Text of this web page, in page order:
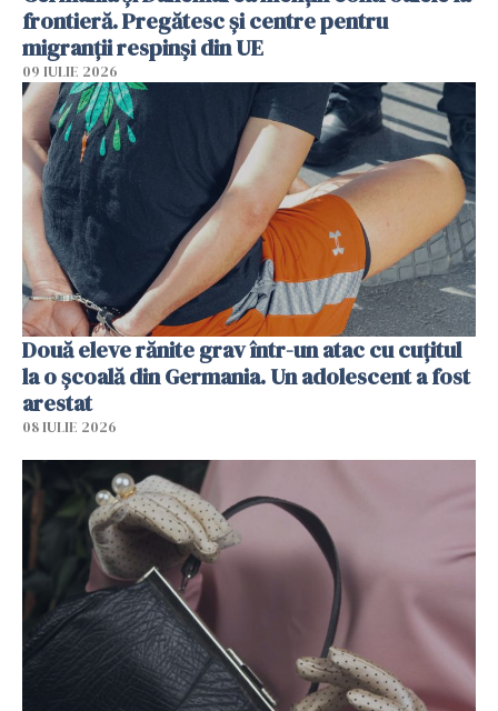
frontieră. Pregătesc și centre pentru
migranții respinși din UE
09 IULIE 2026
Două eleve rănite grav într-un atac cu cuțitul
la o școală din Germania. Un adolescent a fost
arestat
08 IULIE 2026